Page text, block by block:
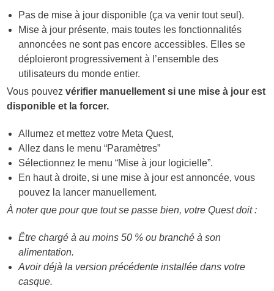
Pas de mise à jour disponible (ça va venir tout seul).
Mise à jour présente, mais toutes les fonctionnalités
annoncées ne sont pas encore accessibles. Elles se
déploieront progressivement à l’ensemble des
utilisateurs du monde entier.
Vous pouvezvérifier manuellement si une mise à jour est
disponible et la forcer.
Allumez et mettez votre Meta Quest,
Allez dans le menu “Paramètres”
Sélectionnez le menu “Mise à jour logicielle”.
En haut à droite, si une mise à jour est annoncée, vous
pouvez la lancer manuellement.
À noter que pour que tout se passe bien, votre Quest doit :
Être chargé à au moins 50 % ou branché à son
alimentation.
Avoir déjà la version précédente installée dans votre
casque.